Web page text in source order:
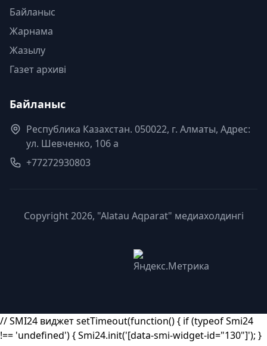
Байланыс
Жарнама
Жазылу
Газет архиві
Байланыс
Республика Казахстан. 050022, г. Алматы, Адрес:
ул. Шевченко, 106 а
+77272930803
Copyright 2026, "Alatau Aqparat" медиахолдингі
// SMI24 виджет setTimeout(function() { if (typeof Smi24
!== 'undefined') { Smi24.init('[data-smi-widget-id="130"]'); }